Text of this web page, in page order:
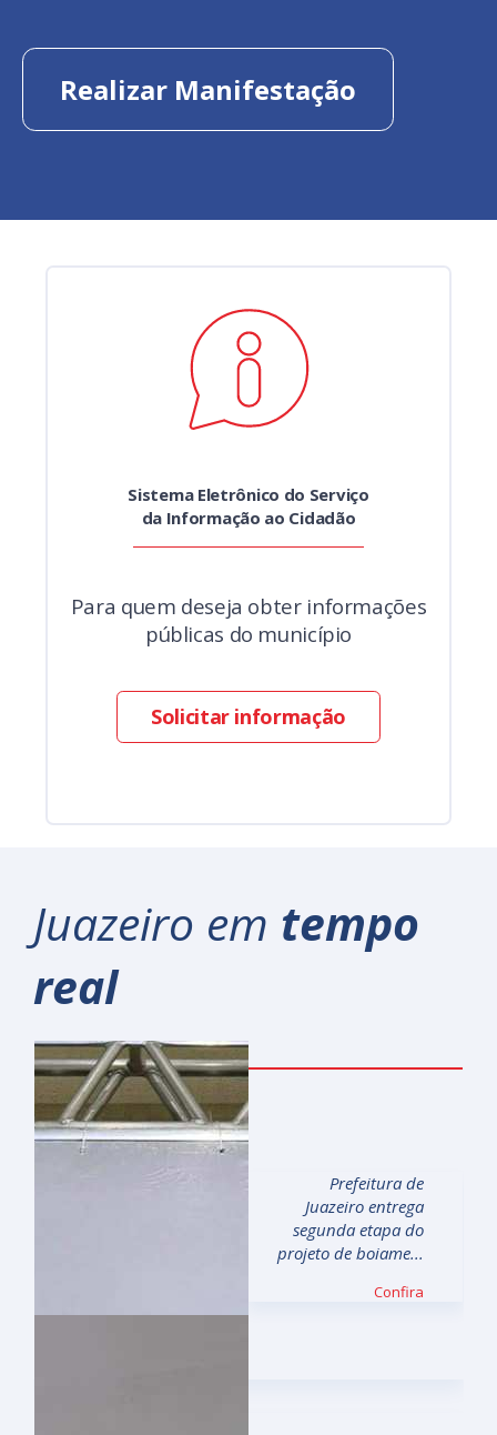
Realizar Manifestação
Sistema Eletrônico do Serviço
da Informação ao Cidadão
Para quem deseja obter informações
públicas do município
Solicitar informação
Juazeiro em tempo
real
07.08
Prefeitura de
Juazeiro entrega
segunda etapa do
projeto de boiame...
Confira